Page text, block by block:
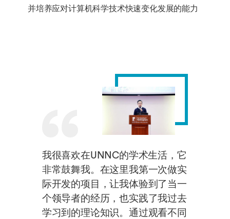
并培养应对计算机科学技术快速变化发展的能力
我很喜欢在UNNC的学术生活，它
非常鼓舞我。在这里我第一次做实
际开发的项目，让我体验到了当一
个领导者的经历，也实践了我过去
学习到的理论知识。通过观看不同